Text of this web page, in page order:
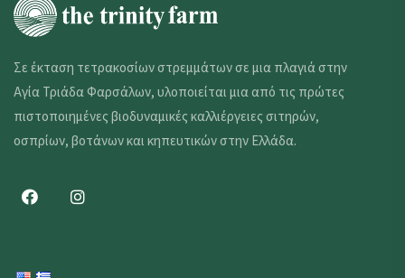
Σε έκταση τετρακοσίων στρεμμάτων σε μια πλαγιά στην
Αγία Τριάδα Φαρσάλων, υλοποιείται μια από τις πρώτες
πιστοποιημένες βιοδυναμικές καλλιέργειες σιτηρών,
οσπρίων, βοτάνων και κηπευτικών στην Ελλάδα.